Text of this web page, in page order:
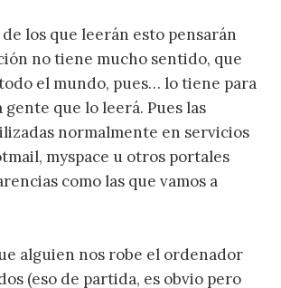
de los que leerán esto pensarán
no tiene mucho sentido, que
el mundo, pues… lo tiene para
gente que lo leerá. Pues las
normalmente en servicios
myspace u otros portales
como las que vamos a
alguien nos robe el ordenador
(eso de partida, es obvio pero